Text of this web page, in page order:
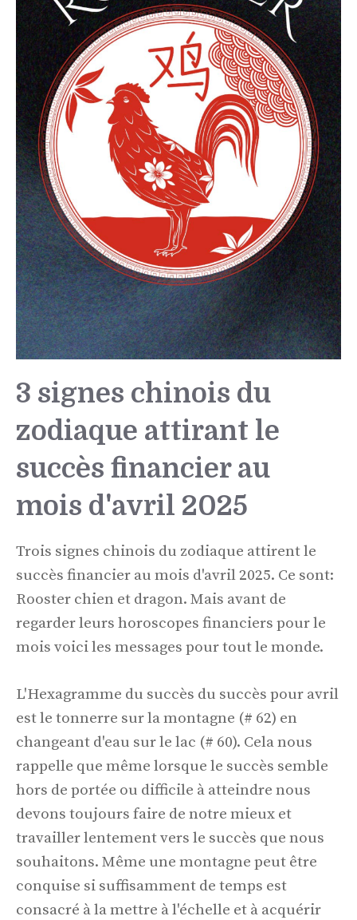
3 signes chinois du
zodiaque attirant le
succès financier au
mois d'avril 2025
Trois signes chinois du zodiaque attirent le
succès financier au mois d'avril 2025. Ce sont:
Rooster chien et dragon. Mais avant de
regarder leurs horoscopes financiers pour le
mois voici les messages pour tout le monde.
L'Hexagramme du succès du succès pour avril
est le tonnerre sur la montagne (# 62) en
changeant d'eau sur le lac (# 60). Cela nous
rappelle que même lorsque le succès semble
hors de portée ou difficile à atteindre nous
devons toujours faire de notre mieux et
travailler lentement vers le succès que nous
souhaitons. Même une montagne peut être
conquise si suffisamment de temps est
consacré à la mettre à l'échelle et à acquérir